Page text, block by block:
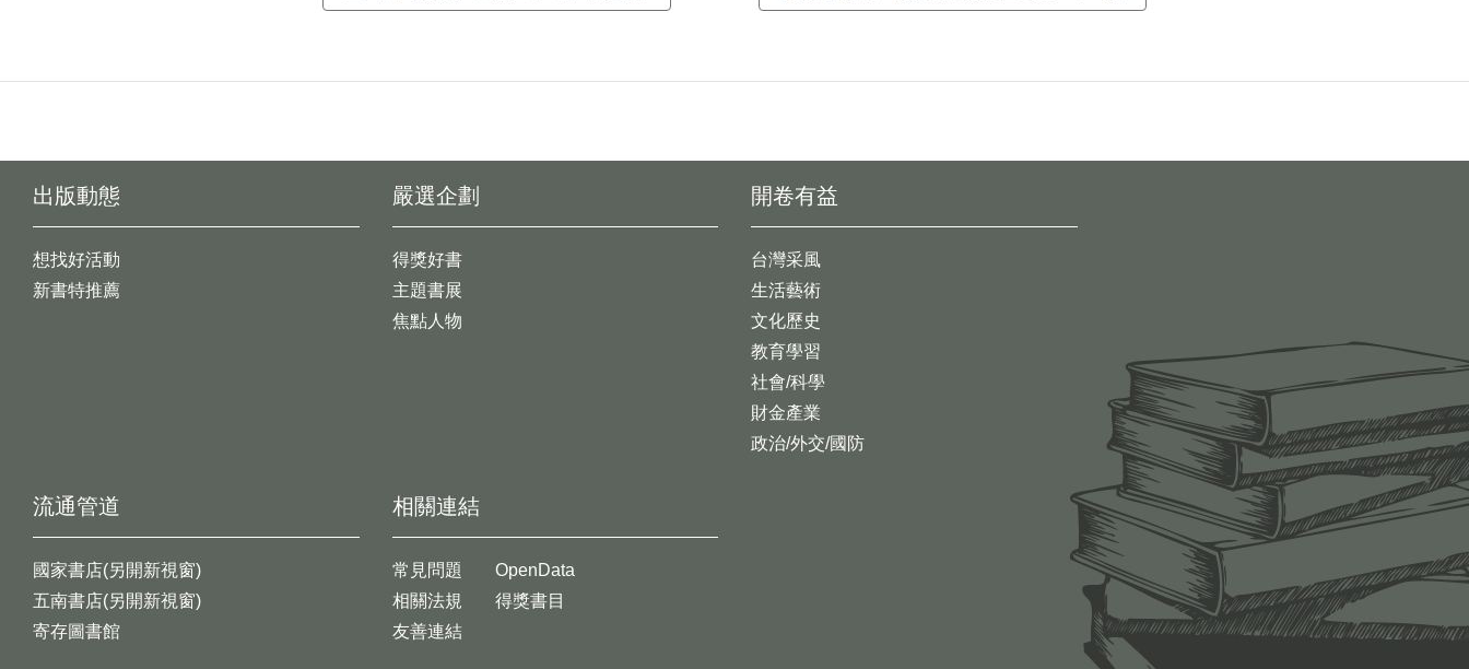
出版動態
想找好活動
新書特推薦
開卷有益
台灣采風
生活藝術
文化歷史
教育學習
社會/科學
財金產業
政治/外交/國防
嚴選企劃
得獎好書
主題書展
焦點人物
流通管道
國家書店(另開新視窗)
五南書店(另開新視窗)
寄存圖書館
相關連結
常見問題
相關法規
友善連結
OpenData
得獎書目